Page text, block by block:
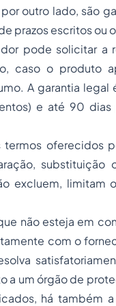
outro lado, são
prazos escritos ou
pode solicitar a
caso o produto
A garantia
e até 90 dias
termos oferecidos
substituição
excluem, limitam
não esteja em
com o
a um órgão de
há também